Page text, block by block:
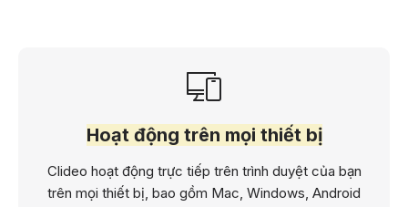
Hoạt động trên mọi thiết bị
Clideo hoạt động trực tiếp trên trình duyệt của bạn
trên mọi thiết bị, bao gồm Mac, Windows, Android